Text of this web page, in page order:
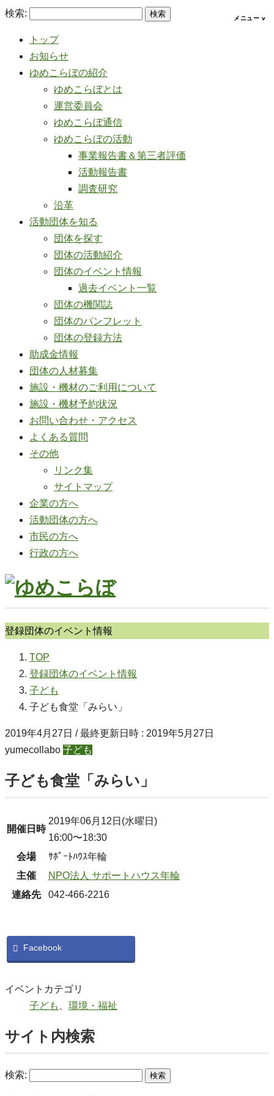
検索:
トップ
お知らせ
ゆめこらぼの紹介
ゆめこらぼとは
運営委員会
ゆめこらぼ通信
ゆめこらぼの活動
事業報告書＆第三者評価
活動報告書
調査研究
沿革
活動団体を知る
団体を探す
団体の活動紹介
団体のイベント情報
過去イベント一覧
団体の機関誌
団体のパンフレット
団体の登録方法
助成金情報
団体の人材募集
施設・機材のご利用について
施設・機材予約状況
お問い合わせ・アクセス
よくある質問
その他
リンク集
サイトマップ
企業の方へ
活動団体の方へ
市民の方へ
行政の方へ
登録団体のイベント情報
TOP
登録団体のイベント情報
子ども
子ども食堂「みらい」
2019年4月27日 / 最終更新日時 : 2019年5月27日
yumecollabo 子ども
子ども食堂「みらい」
開催日時
2019年06月12日(水曜日)
16:00〜18:30
会場
ｻﾎﾟｰﾄﾊｳｽ年輪
主催
NPO法人 サポートハウス年輪
連絡先
042-466-2216
Facebook
イベントカテゴリ
子ども
環境・福祉
サイト内検索
検索: